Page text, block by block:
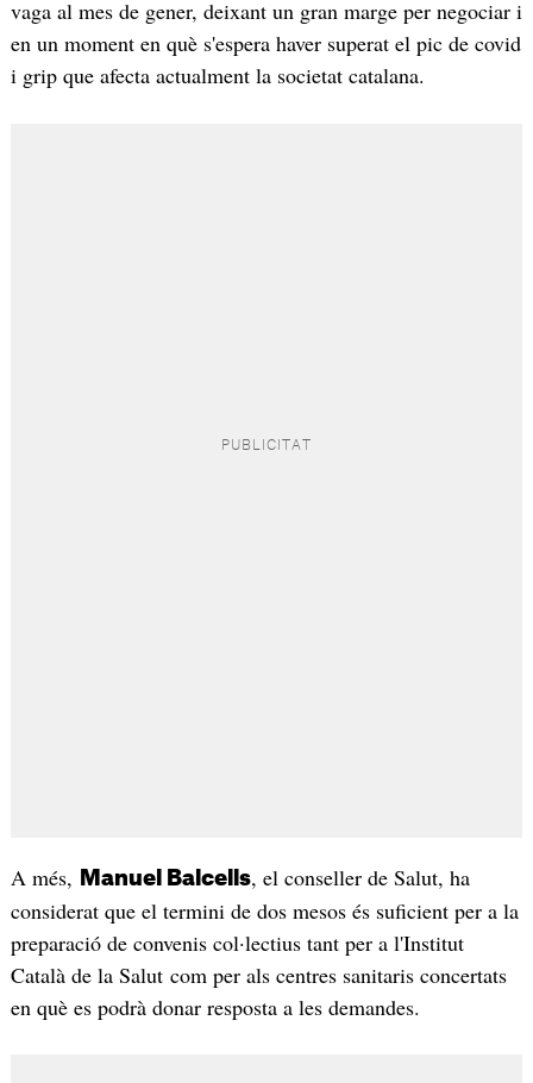
vaga al mes de gener, deixant un gran marge per negociar i
en un moment en què s'espera haver superat el pic de covid
i grip que afecta actualment la societat catalana.
A més, Manuel Balcells, el conseller de Salut, ha
considerat que el termini de dos mesos és suficient per a la
preparació de convenis col·lectius tant per a l'Institut
Català de la Salut com per als centres sanitaris concertats
en què es podrà donar resposta a les demandes.